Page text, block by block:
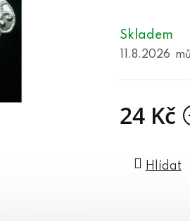
Skladem
11.8.2026
24 Kč
Hlídat